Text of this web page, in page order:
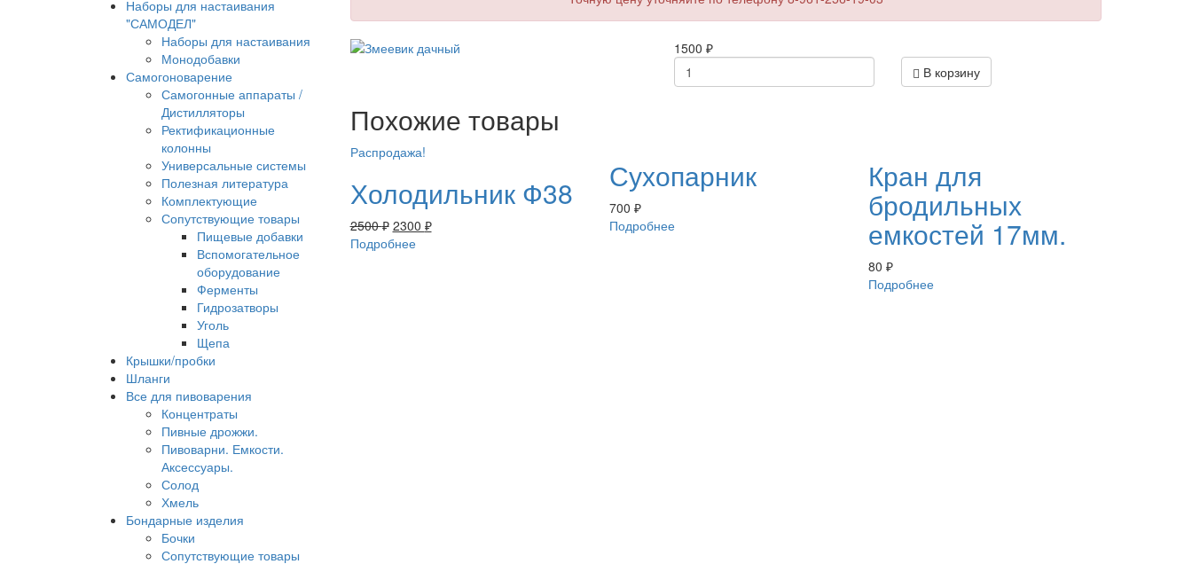
Наборы для настаивания
"САМОДЕЛ"
Наборы для настаивания
Монодобавки
Самогоноварение
Самогонные аппараты /
Дистилляторы
Ректификационные
колонны
Универсальные системы
Полезная литература
Комплектующие
Сопутствующие товары
Пищевые добавки
Вспомогательное
оборудование
Ферменты
Гидрозатворы
Уголь
Щепа
Крышки/пробки
Шланги
Все для пивоварения
Концентраты
Пивные дрожжи.
Пивоварни. Емкости.
Аксессуары.
Солод
Хмель
Бондарные изделия
Бочки
Сопутствующие товары
1500₽
В корзину
Похожие товары
Распродажа!
Холодильник Ф38
2500₽ 2300 ₽
Подробнее
Сухопарник
700 ₽
Подробнее
Кран для
бродильных
емкостей 17мм.
80₽
Подробнее